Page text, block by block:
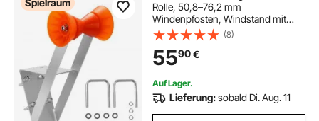
Spielraum
Rolle, 50,8–76,2 mm
Windenpfosten, Windstand mit
orangefarbener TPU-Rolle & U-
Bolzen, geeignet für Jetski,
Segelboot, Fischerboot,
Schnellboot (verzinkt), Silber
(8)
5590€
Auf Lager.
Lieferung:sobald Di. Aug. 11